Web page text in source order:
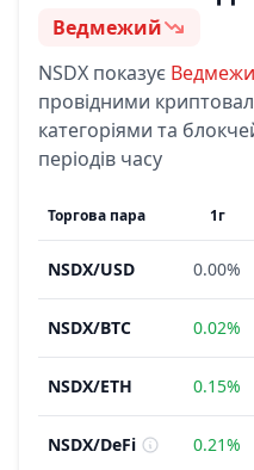
Сентимент
Ведмежий
NSDX показує
провідними
категоріями та
періодів часу
Торгова пара 1г
NSDX/USD 0.00%
NSDX/BTC 0.02%
NSDX/ETH 0.15%
NSDX/DeFi 0.21%